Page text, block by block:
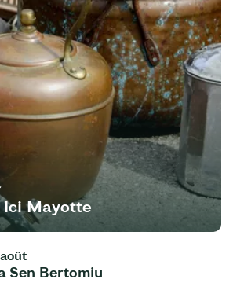
Ici Mayotte
Sen Bertomiu